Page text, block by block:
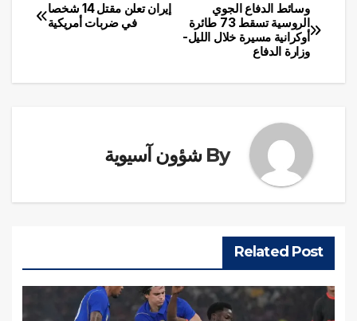
تصفّح
المقالات
إيران تعلن مقتل 14 شخصا
في ضربات أمريكية
وسائط الدفاع الجوي
الروسية تسقط 73 طائرة
أوكرانية مسيرة خلال الليل-
وزارة الدفاع
By شؤون آسيوية
Related Post